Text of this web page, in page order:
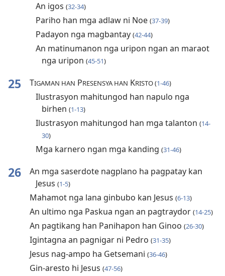
An igos (32-34)
Pariho han mga adlaw ni Noe (37-39)
Padayon nga magbantay (42-44)
An matinumanon nga uripon ngan an maraot
nga uripon (45-51)
25 TIGAMAN HAN PRESENSYA HAN KRISTO (1-46)
Ilustrasyon mahitungod han napulo nga
birhen (1-13)
Ilustrasyon mahitungod han mga talanton (14-
30)
Mga karnero ngan mga kanding (31-46)
26
An mga saserdote nagplano ha pagpatay kan
Jesus (1-5)
Mahamot nga lana ginbubo kan Jesus (6-13)
An ultimo nga Paskua ngan an pagtraydor (14-25)
An pagtikang han Panihapon han Ginoo (26-30)
Igintagna an pagnigar ni Pedro (31-35)
Jesus nag-ampo ha Getsemani (36-46)
Gin-aresto hi Jesus (47-56)